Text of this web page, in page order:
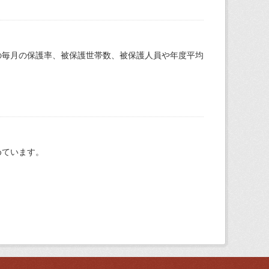
月の保護率、被保護世帯数、被保護人員や年度平均
います。